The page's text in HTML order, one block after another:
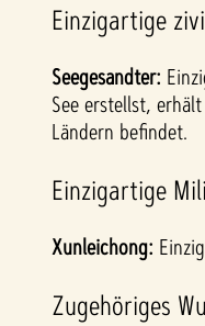
Einzigartige
Seegesandter:
See erstellst,
Ländern befindet.
Einzigartige
Xunleichong:
Zugehöriges